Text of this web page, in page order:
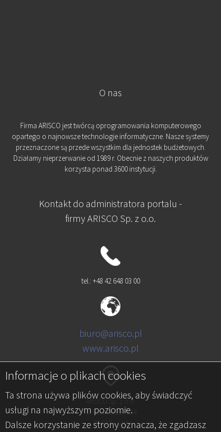
Informacje o plikach cookies
Ta strona używa plików cookies, aby świadczyć
usługi na najwyższym poziomie.
Dalsze korzystanie ze strony oznacza, że zgadzasz
O nas
Firma ARISCO jest twórcą oprogramowania komputerowego
opartego o najnowsze technologie informatyczne. Nasze systemy
przeznaczone są przede wszystkim dla jednostek budżetowych.
Działamy nieprzerwanie od 1989 r. Obecnie z naszych produktów
korzysta ponad 3600 instytucji.
Kontakt do administratora portalu -
firmy ARISCO Sp. z o.o.
tel.: +48 42 648 03 00
biuro@arisco.pl
www.arisco.pl
ARISCO Sp. z o.o.
al. Kościuszki 134
90-029 Łódź